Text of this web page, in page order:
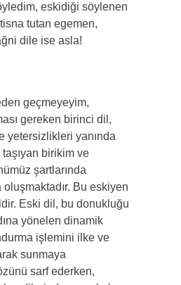
eskidiği söylenen
tutan egemen,
dile ise asla!
geçmeyeyim,
gereken birinci dil,
yetersizlikleri yanında
birikim ve
şartlarında
oluşmaktadır. Bu eskiyen
Eski dil, bu donukluğu
yönelen dinamik
işlemini ilke ve
sunmaya
sarf ederken,